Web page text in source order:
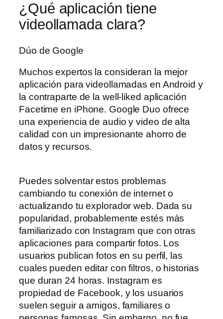
¿Qué aplicación tiene
videollamada clara?
Dúo de Google
Muchos expertos la consideran la mejor
aplicación para videollamadas en Android y
la contraparte de la well-liked aplicación
Facetime en iPhone. Google Duo ofrece
una experiencia de audio y video de alta
calidad con un impresionante ahorro de
datos y recursos.
Puedes solventar estos problemas
cambiando tu conexión de internet o
actualizando tu explorador web. Dada su
popularidad, probablemente estés más
familiarizado con Instagram que con otras
aplicaciones para compartir fotos. Los
usuarios publican fotos en su perfil, las
cuales pueden editar con filtros, o historias
que duran 24 horas. Instagram es
propiedad de Facebook, y los usuarios
suelen seguir a amigos, familiares o